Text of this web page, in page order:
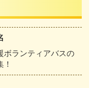
ボランティアバスの